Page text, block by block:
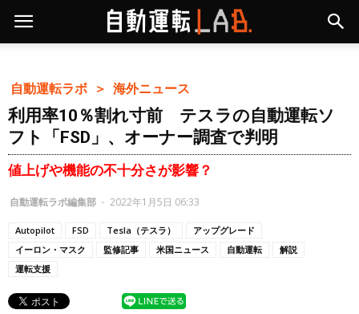
自動運転ラボ ＞ 海外ニュース
利用率10％割れ寸前 テスラの自動運転ソ
フト「FSD」、オーナー調査で判明
値上げや機能の不十分さが影響？
自動運転ラボ編集部 - 2022年1月5日 06:33
Autopilot FSD Tesla（テスラ）
アップグレード
イーロン・マスク
監修記事 米国ニュース 自動運転
解説
運転支援